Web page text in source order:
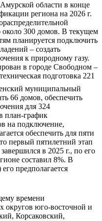
области в конце
региона на 2026 г.
300 домов. В текущем
планируется подключить
– создать
к природному газу.
в городе Свободном –
подготовка 221
муниципальный
66 домов, обеспечить
для 324
план-график
на подключение,
обеспечить для пяти
первый пятилетний этап
в 2025 г., по его
составил 8%. В
предполагается
времени
округов юго-восточной и
Корсаковский,